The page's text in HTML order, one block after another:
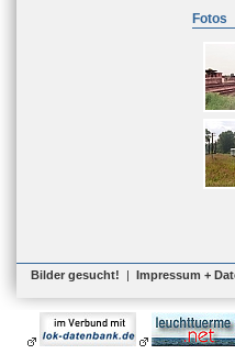
Fotos
Bilder gesucht! | Impressum +